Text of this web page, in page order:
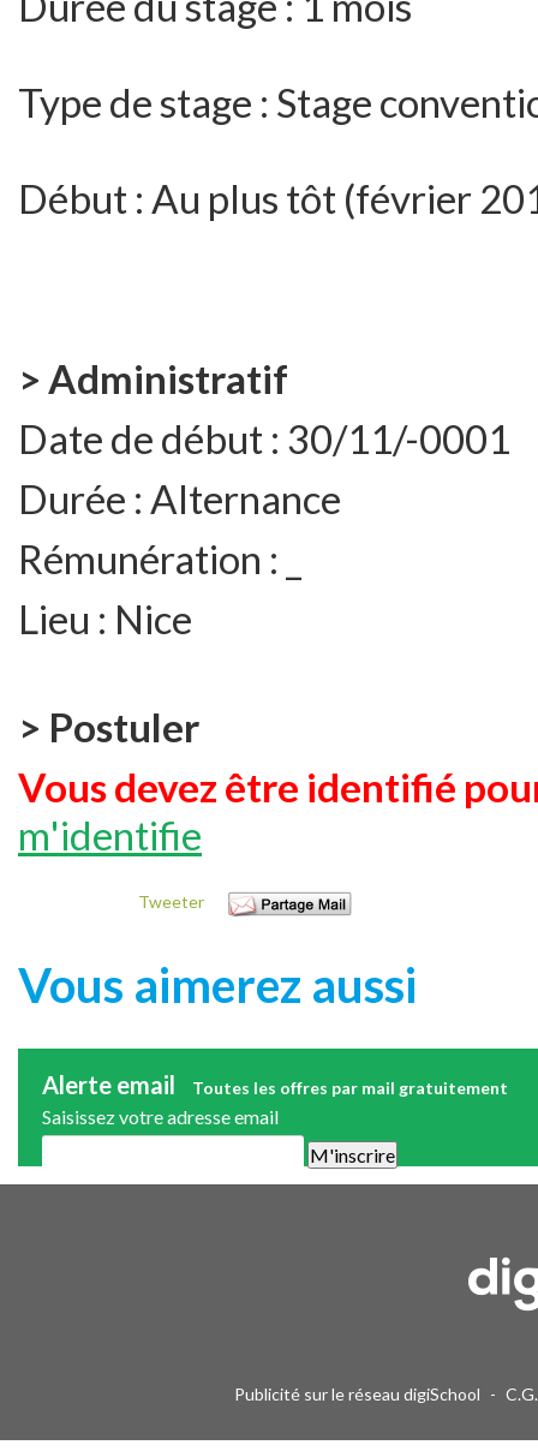
Type de stage : Stage
Début : Au plus tôt (février
> Administratif
Date de début : 30/11/-0001
Durée : Alternance
Rémunération :
Lieu : Nice
> Postuler
Vous devez être identifié
m'identifie
Tweeter
Vous aimerez aussi
Alerte email Toutes les offres par mail gratuitement
Saisissez votre adresse email
Publicité sur le réseau digiSchool -